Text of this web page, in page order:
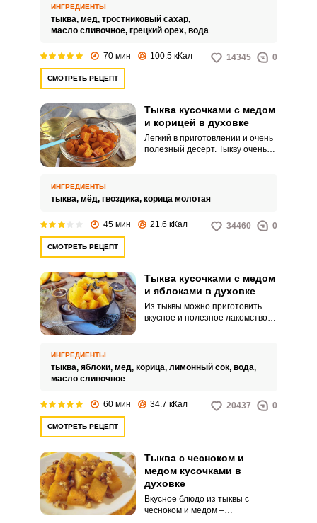
ИНГРЕДИЕНТЫ
тыква, мёд, тростниковый сахар,
масло сливочное, грецкий орех, вода
70 мин 100.5 кКал 14345 0
СМОТРЕТЬ РЕЦЕПТ
Тыква кусочками с медом
и корицей в духовке
Легкий в приготовлении и очень
полезный десерт. Тыкву очень
ИНГРЕДИЕНТЫ
тыква, мёд, гвоздика, корица молотая
45 мин 21.6 кКал 34460 0
СМОТРЕТЬ РЕЦЕПТ
Тыква кусочками с медом
и яблоками в духовке
Из тыквы можно приготовить
вкусное и полезное лакомство
ароматным мелом и сладкими
яблоками.
ИНГРЕДИЕНТЫ
тыква, яблоки, мёд, корица, лимонный сок, вода,
масло сливочное
60 мин 34.7 кКал 20437 0
СМОТРЕТЬ РЕЦЕПТ
Тыква с чесноком и
медом кусочками в
духовке
Вкусное блюдо из тыквы с
чесноком и медом –
Запомнить меня
ЕЩЕ НЕ ЗАРЕГИСТРИРОВАННЫ?
Забыли пароль?